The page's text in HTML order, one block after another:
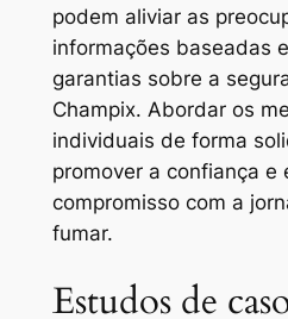
podem aliviar as
informações baseadas
garantias sobre a
Champix. Abordar os
individuais de forma
promover a confiança e
compromisso com a
fumar.
Estudos de